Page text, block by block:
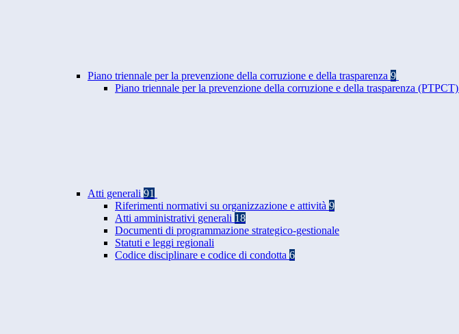
Piano triennale per la prevenzione della corruzione e della trasparenza 9
Piano triennale per la prevenzione della corruzione e della trasparenza (PTPCT)
Atti generali 91
Riferimenti normativi su organizzazione e attività 9
Atti amministrativi generali 18
Documenti di programmazione strategico-gestionale
Statuti e leggi regionali
Codice disciplinare e codice di condotta 6